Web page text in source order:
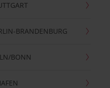
BRANDENBURG
BONN